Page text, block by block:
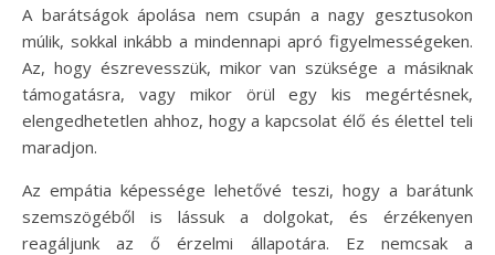
A barátságok ápolása nem csupán a nagy gesztusokon
múlik, sokkal inkább a mindennapi apró figyelmességeken.
Az, hogy észrevesszük, mikor van szüksége a másiknak
támogatásra, vagy mikor örül egy kis megértésnek,
elengedhetetlen ahhoz, hogy a kapcsolat élő és élettel teli
maradjon.
Az empátia képessége lehetővé teszi, hogy a barátunk
szemszögéből is lássuk a dolgokat, és érzékenyen
reagáljunk az ő érzelmi állapotára. Ez nemcsak a